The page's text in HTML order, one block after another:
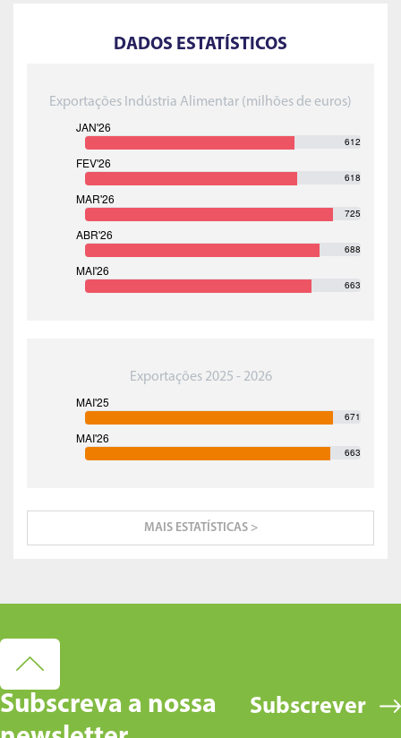
DADOS ESTATÍSTICOS
Exportações Indústria Alimentar (milhões de euros)
612
618
725
688
663
Exportações 2025 - 2026
671
663
MAIS ESTATÍSTICAS >
Subscreva a nossa
Subscrever